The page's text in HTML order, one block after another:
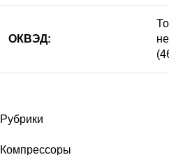
ОКВЭД:
Рубрики
Компрессоры